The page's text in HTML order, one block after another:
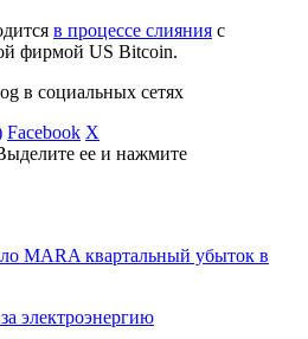
в процессе слияния с
фирмой US Bitcoin.
в социальных сетях
Facebook X
ее и нажмите
MARA квартальный убыток в
электроэнергию